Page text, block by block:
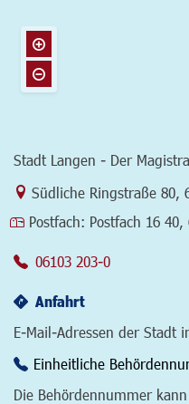
Stadt Langen - Der
Link zur Google-Maps
Südliche Ringstraße 80
Postfach: Postfach 16 40,
06103 203-0
Anfahrt
E-Mail-Adressen der Stadt
Einheitliche
Die Behördennummer